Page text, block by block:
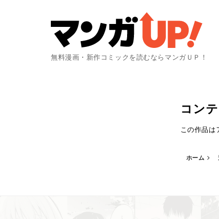
無料漫画・新作コミックを読むならマンガＵＰ！
コン
この作品
ホーム